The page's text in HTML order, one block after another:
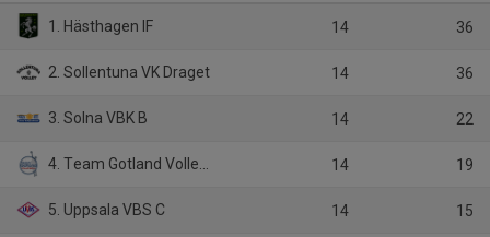
1. Hästhagen IF 14 36
2. Sollentuna VK Draget 14 36
3. Solna VBK B 14 22
4. Team Gotland Volleybollklubb 14 19
5. Uppsala VBS C 14 15